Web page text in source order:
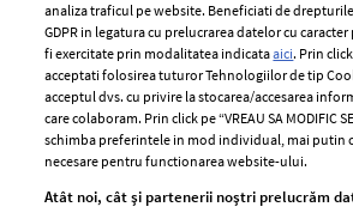
21 mai 2019
Colorați, voluminoși și atipici: sunt
descriu cel mai bine pantofii sport ai
+ MAI MULTE
analiza traficul pe website. Beneficiati de
GDPR in legatura cu prelucrarea datelor cu
fi exercitate prin modalitatea indicataaici. Prin click
acceptati folosirea tuturor Tehnologiilor de tip
acceptul dvs. cu privire la stocarea/accesarea
care colaboram. Prin click pe “VREAU SA MODIFIC
schimba preferintele in mod individual, mai putin
necesare pentru functionarea website-ului.
Atât noi, cât și partenerii noștri prelucrăm